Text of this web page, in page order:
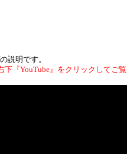
説明です。
『YouTube』をクリックしてご覧